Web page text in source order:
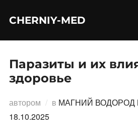
CHERNIY-MED
Паразиты и их
здоровье
автором в МАГНИЙ
18.10.2025